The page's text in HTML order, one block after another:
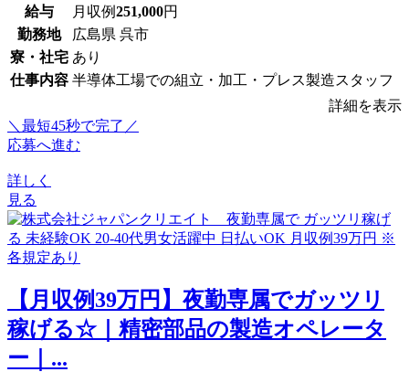
給与 月収例251,000円
勤務地
広島県 呉市
寮・社宅 あり
仕事内容 半導体工場での組立・加工・プレス製造スタッフ
詳細を表示
＼最短45秒で完了／
応募へ進む
詳しく
見る
【月収例39万円】夜勤専属でガッツリ
稼げる☆｜精密部品の製造オペレータ
ー｜...